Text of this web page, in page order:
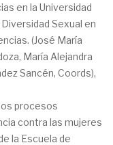
en la Universidad
Sexual en
(José María
María Alejandra
Sancén, Coords),
procesos
contra las mujeres
la Escuela de